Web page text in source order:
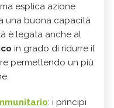
esplica azione
una buona capacità
è legata anche al
in grado di ridurre il
permettendo un più
: i principi